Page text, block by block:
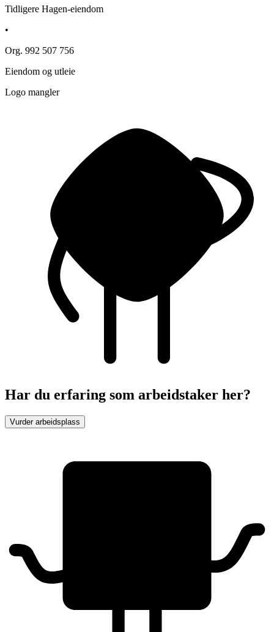
Tidligere Hagen-eiendom
•
Org. 992 507 756
Eiendom og utleie
Logo mangler
Har du erfaring som arbeidstaker her?
Vurder arbeidsplass